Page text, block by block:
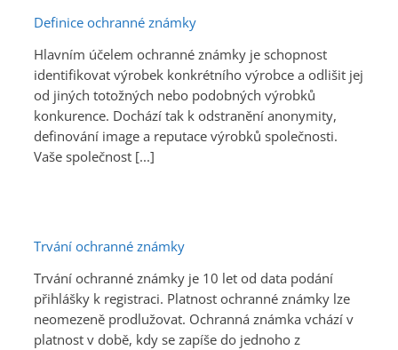
Definice ochranné známky
Hlavním účelem ochranné známky je schopnost
identifikovat výrobek konkrétního výrobce a odlišit jej
od jiných totožných nebo podobných výrobků
konkurence. Dochází tak k odstranění anonymity,
definování image a reputace výrobků společnosti.
Vaše společnost [...]
Trvání ochranné známky
Trvání ochranné známky je 10 let od data podání
přihlášky k registraci. Platnost ochranné známky lze
neomezeně prodlužovat. Ochranná známka vchází v
platnost v době, kdy se zapíše do jednoho z